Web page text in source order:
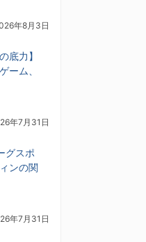
年8月3日
底力】
ーム、
年7月31日
グスポ
ンの関
年7月31日